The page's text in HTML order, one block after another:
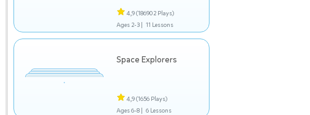
4,9(186902 Plays)
Ages 2-3 | 11 Lessons
Space Explorers
4,9(1656 Plays)
Ages 6-8 | 6 Lessons